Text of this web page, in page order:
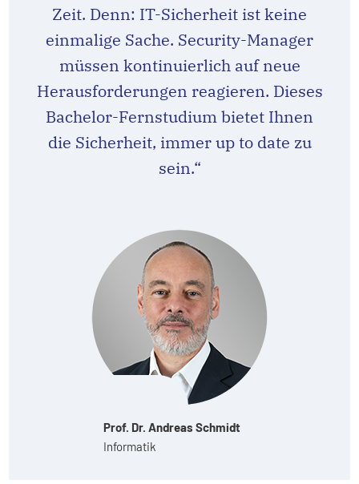
Zeit. Denn: IT-Sicherheit ist keine
einmalige Sache. Security-Manager
müssen kontinuierlich auf neue
Herausforderungen reagieren. Dieses
Bachelor-Fernstudium bietet Ihnen
die Sicherheit, immer up to date zu
sein.“
Prof. Dr. Andreas Schmidt
Informatik